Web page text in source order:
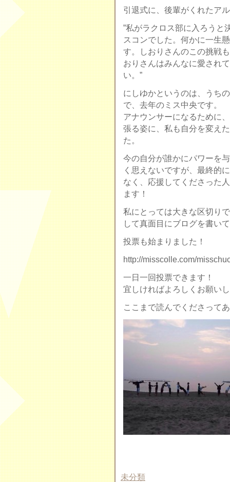
引退式に、後輩がくれたア
”私がラクロス部に入ろうと
スコンでした。何かに一生
す。しおりさんのこの挑戦
おりさんはみんなに愛され
い。”
にしゆかというのは、うち
で、去年のミス中央です。
アナウンサーになるために
張る姿に、私も自分を変え
た。
今の自分が誰かにパワーを
く思えないですが、最終的
なく、応援してくださった
ます！
私にとっては大きな区切り
して真面目にブログを書い
投票も始まりました！
http://misscolle.com/
一日一回投票できます！
宜しければよろしくお願い
ここまで読んでくださって
未分類